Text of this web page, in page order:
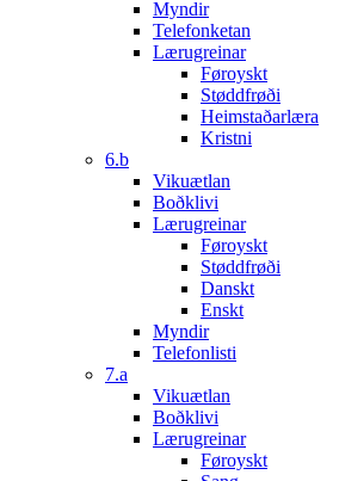
Myndir
Telefonketan
Lærugreinar
Føroyskt
Støddfrøði
Heimstaðarlæra
Kristni
6.b
Vikuætlan
Boðklivi
Lærugreinar
Føroyskt
Støddfrøði
Danskt
Enskt
Myndir
Telefonlisti
7.a
Vikuætlan
Boðklivi
Lærugreinar
Føroyskt